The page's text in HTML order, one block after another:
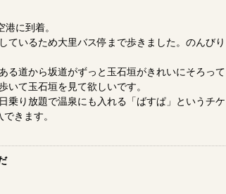
港に到着。
いるため大里バス停まで歩きました。のんびり
る道から坂道がずっと玉石垣がきれいにそろって
いて玉石垣を見て欲しいです。
乗り放題で温泉にも入れる「ばすぱ」というチケ